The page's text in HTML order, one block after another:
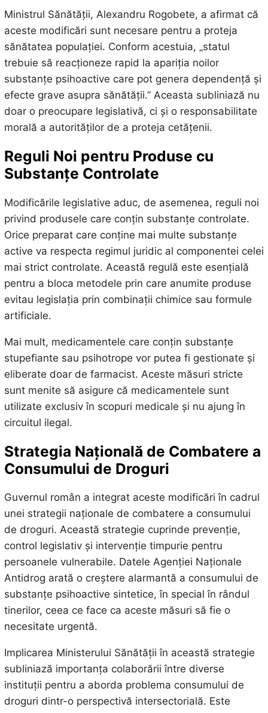
Ministrul Sănătății, Alexandru Rogobete, a afirmat că
aceste modificări sunt necesare pentru a proteja
sănătatea populației. Conform acestuia, „statul
trebuie să reacționeze rapid la apariția noilor
substanțe psihoactive care pot genera dependență și
efecte grave asupra sănătății.” Aceasta subliniază nu
doar o preocupare legislativă, ci și o responsabilitate
morală a autorităților de a proteja cetățenii.
Reguli Noi pentru Produse cu
Substanțe Controlate
Modificările legislative aduc, de asemenea, reguli noi
privind produsele care conțin substanțe controlate.
Orice preparat care conține mai multe substanțe
active va respecta regimul juridic al componentei celei
mai strict controlate. Această regulă este esențială
pentru a bloca metodele prin care anumite produse
evitau legislația prin combinații chimice sau formule
artificiale.
Mai mult, medicamentele care conțin substanțe
stupefiante sau psihotrope vor putea fi gestionate și
eliberate doar de farmacist. Aceste măsuri stricte
sunt menite să asigure că medicamentele sunt
utilizate exclusiv în scopuri medicale și nu ajung în
circuitul ilegal.
Strategia Națională de Combatere a
Consumului de Droguri
Guvernul român a integrat aceste modificări în cadrul
unei strategii naționale de combatere a consumului
de droguri. Această strategie cuprinde prevenție,
control legislativ și intervenție timpurie pentru
persoanele vulnerabile. Datele Agenției Naționale
Antidrog arată o creștere alarmantă a consumului de
substanțe psihoactive sintetice, în special în rândul
tinerilor, ceea ce face ca aceste măsuri să fie o
necesitate urgentă.
Implicarea Ministerului Sănătății în această strategie
subliniază importanța colaborării între diverse
instituții pentru a aborda problema consumului de
droguri dintr-o perspectivă intersectorială. Este